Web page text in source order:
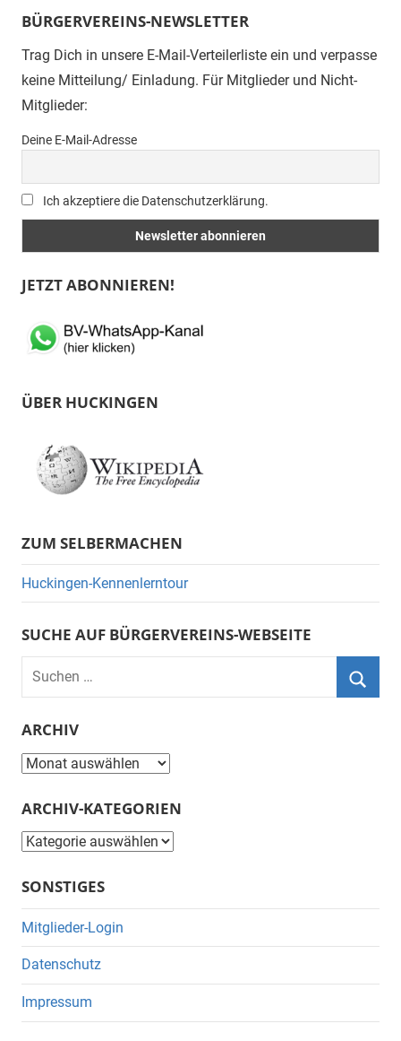
BÜRGERVEREINS-NEWSLETTER
Trag Dich in unsere E-Mail-Verteilerliste ein und verpasse
keine Mitteilung/ Einladung. Für Mitglieder und Nicht-
Mitglieder:
Deine E-Mail-Adresse
Ich akzeptiere die Datenschutzerklärung.
JETZT ABONNIEREN!
ÜBER HUCKINGEN
ZUM SELBERMACHEN
Huckingen-Kennenlerntour
SUCHE AUF BÜRGERVEREINS-WEBSEITE
Suchen
nach:
ARCHIV
Archiv
ARCHIV-KATEGORIEN
Archiv-
SONSTIGES
Mitglieder-Login
Datenschutz
Impressum